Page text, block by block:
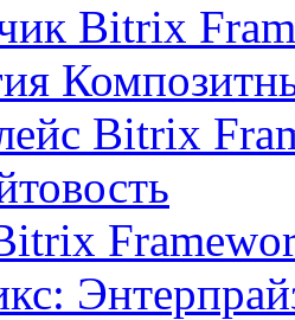
Bitrix
Bitrix